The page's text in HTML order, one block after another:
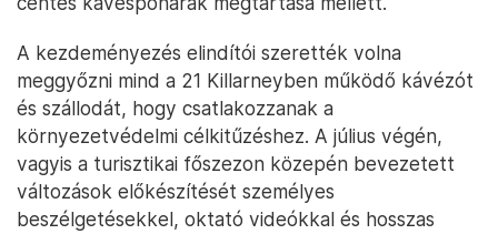
A kezdeményezés elindítói szerették volna
meggyőzni mind a 21 Killarneyben működő kávézót
és szállodát, hogy csatlakozzanak a
környezetvédelmi célkitűzéshez. A július végén,
vagyis a turisztikai főszezon közepén bevezetett
változások előkészítését személyes
beszélgetésekkel, oktató videókkal és hosszas